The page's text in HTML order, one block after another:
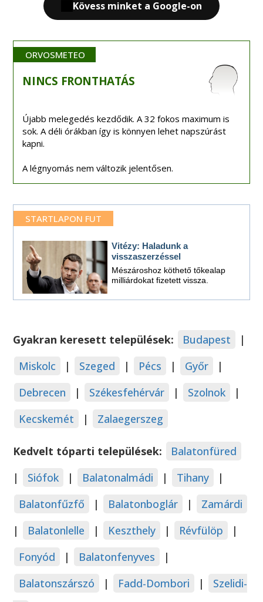
Kövess minket a Google-on
ORVOSMETEO
NINCS FRONTHATÁS
Újabb melegedés kezdődik. A 32 fokos maximum is
sok. A déli órákban így is könnyen lehet napszúrást
kapni.
A légnyomás nem változik jelentősen.
STARTLAPON FUT
Vitézy: Haladunk a
visszaszerzéssel
Mészároshoz köthető tőkealap
milliárdokat fizetett vissza.
Gyakran keresett települések: Budapest
|
Miskolc
| Szeged | Pécs | Győr
|
Debrecen
| Székesfehérvár | Szolnok
|
Kecskemét
| Zalaegerszeg
Kedvelt tóparti települések:
Balatonfüred
|
Siófok | Balatonalmádi | Tihany
|
Balatonfűzfő
| Balatonboglár |
Zamárdi
|
Balatonlelle | Keszthely | Révfülöp
|
Fonyód
| Balatonfenyves
|
Balatonszárszó
| Fadd-Dombori |
Szelidi-